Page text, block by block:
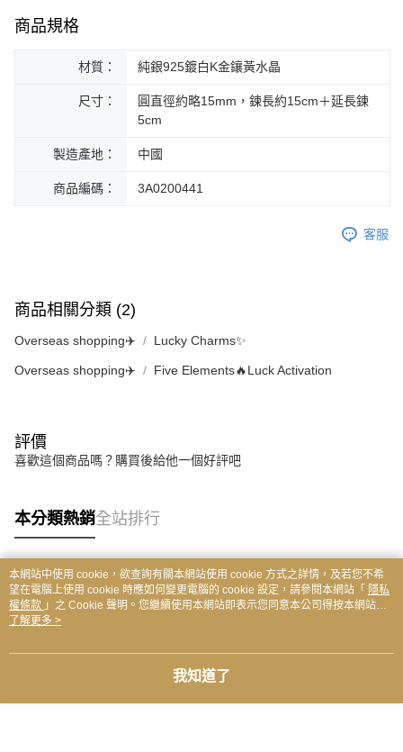
商品規格
材質： 純銀925鍍白K金鑲黃水晶
尺寸：
圓直徑約略15mm，鍊長約15cm＋延長鍊
5cm
製造產地： 中國
商品編碼： 3A0200441
客服
商品相關分類 (2)
Overseas shopping✈️ Lucky Charms✨
Overseas shopping✈️ Five Elements🔥Luck Activation
評價
喜歡這個商品嗎？購買後給他一個好評吧
本分類熱銷全站排行
熱門標籤
本網站中使用 cookie，欲查詢有關本網站使用 cookie 方式之詳情，及若您不希
望在電腦上使用 cookie 時應如何變更電腦的 cookie 設定，請參閱本網站「 隱私
權條款 」之 Cookie 聲明。您繼續使用本網站即表示您同意本公司得按本網站使
用條款之 Cookie 聲明使用 cookie。
了解更多 >
我知道了